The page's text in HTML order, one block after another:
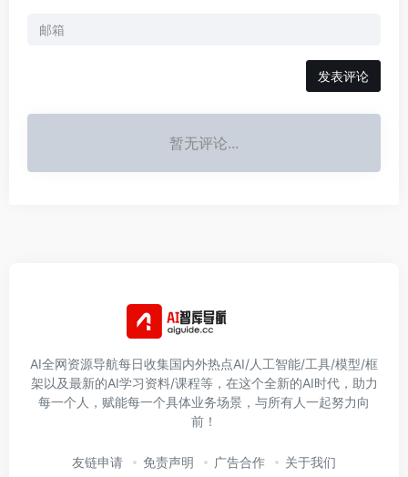
发表评论
暂无评论...
AI全网资源导航每日收集国内外热点AI/人工智能/工具/模型/框
架以及最新的AI学习资料/课程等，在这个全新的AI时代，助力
每一个人，赋能每一个具体业务场景，与所有人一起努力向
前！
友链申请 免责声明 广告合作 关于我们